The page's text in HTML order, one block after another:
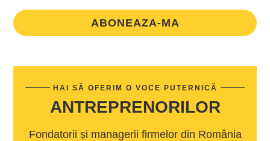
ABONEAZA-MA
HAI SĂ OFERIM O VOCE PUTERNICĂ
ANTREPRENORILOR
Fondatorii și managerii firmelor din România